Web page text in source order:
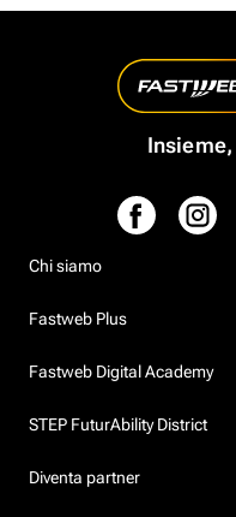
Chi siamo
Fastweb Plus
Fastweb Digital Academy
STEP FuturAbility District
Diventa partner